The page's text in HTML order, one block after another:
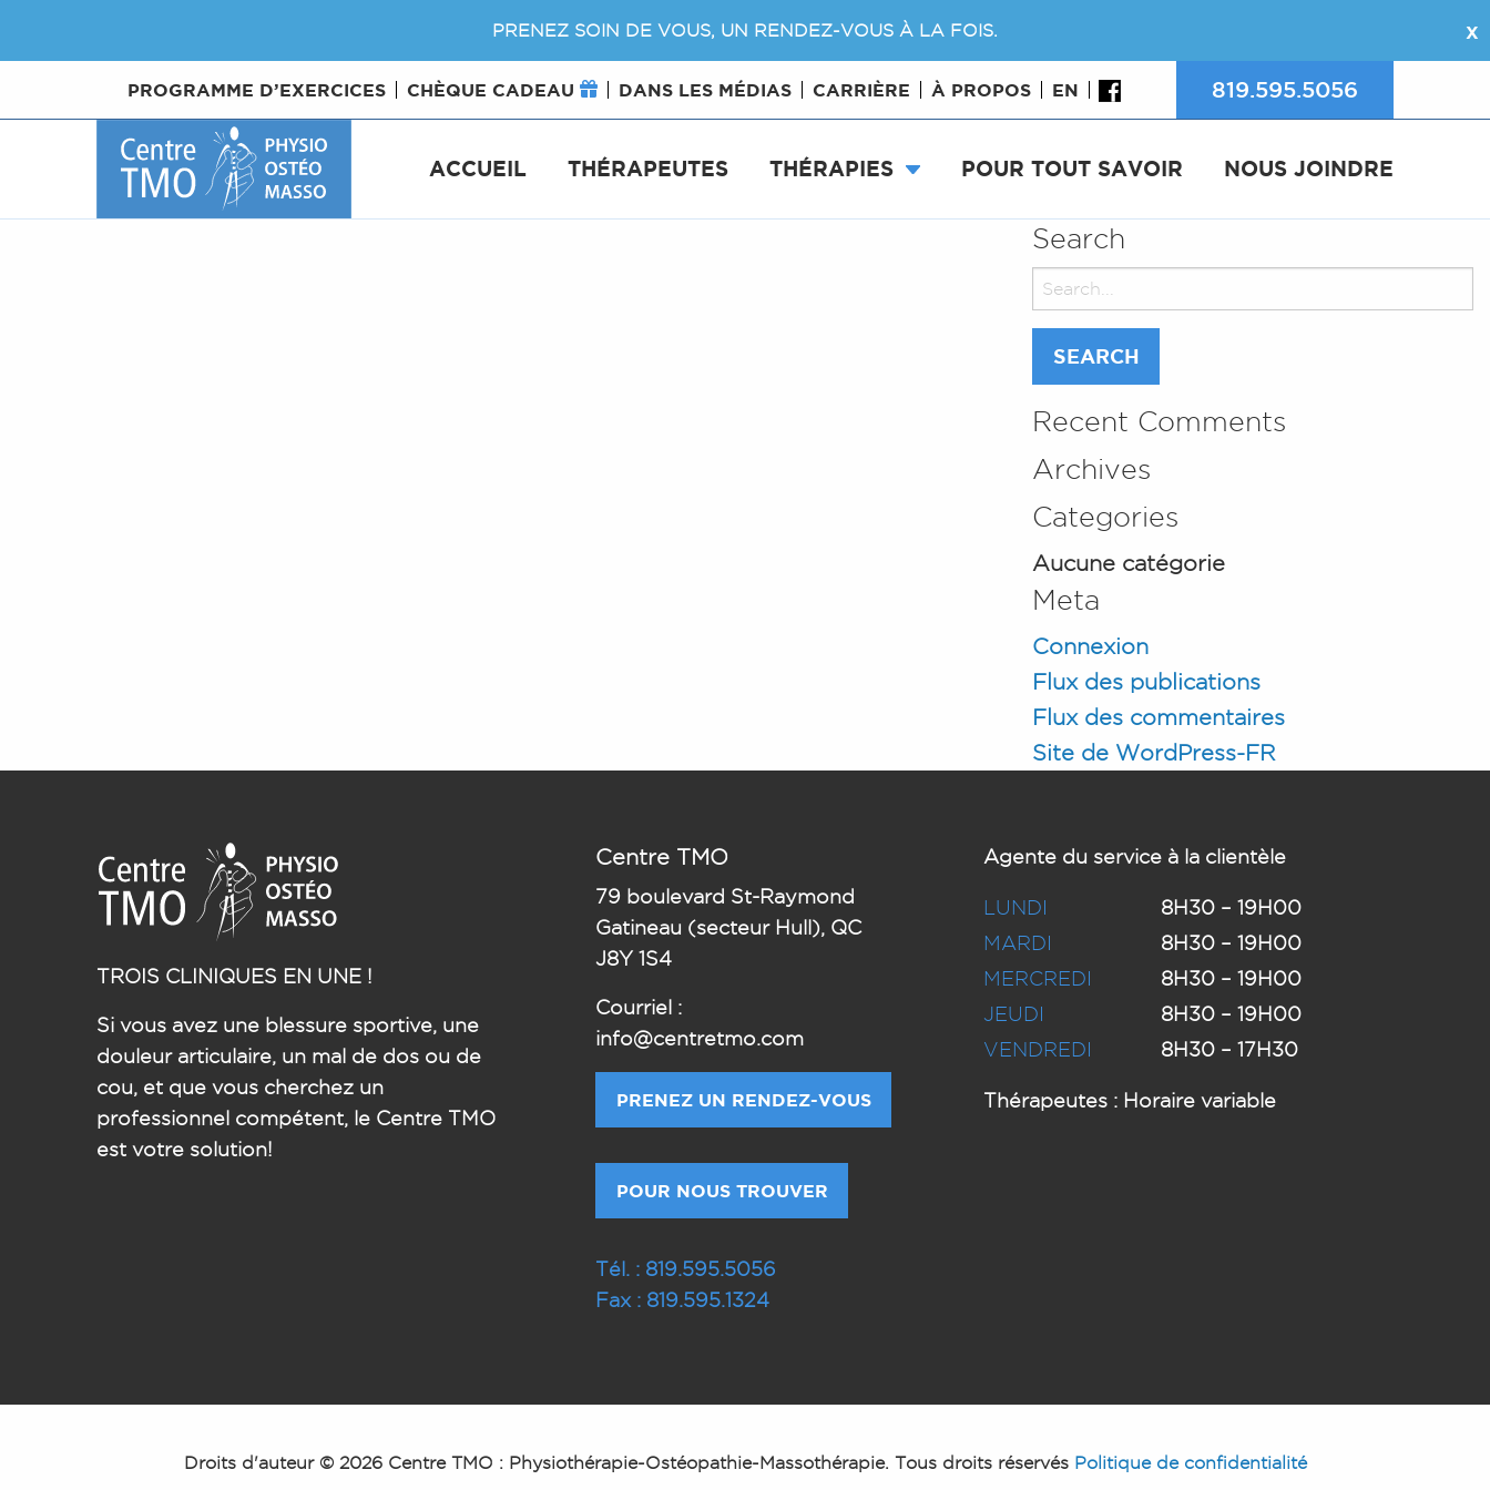
X
PRENEZ SOIN DE VOUS, UN RENDEZ-VOUS À LA FOIS.
PROGRAMME D’EXERCICES CHÈQUE CADEAU DANS LES MÉDIAS CARRIÈRE À PROPOS EN 819.595.5056
ACCUEIL THÉRAPEUTES THÉRAPIES POUR TOUT SAVOIR NOUS JOINDRE
Search
Search
for:
Recent Comments
Archives
Categories
Aucune catégorie
Meta
Connexion
Flux des publications
Flux des commentaires
Site de WordPress-FR
TROIS CLINIQUES EN UNE !
Si vous avez une blessure sportive, une
douleur articulaire, un mal de dos ou de
cou, et que vous cherchez un
professionnel compétent, le Centre TMO
est votre solution!
Centre TMO
79 boulevard St-Raymond
Gatineau (secteur Hull), QC
J8Y 1S4
Courriel :
info@centretmo.com
PRENEZ UN RENDEZ-VOUS
POUR NOUS TROUVER
Tél. : 819.595.5056
Fax : 819.595.1324
Agente du service à la clientèle
LUNDI
8H30 – 19H00
MARDI
8H30 – 19H00
MERCREDI
8H30 – 19H00
JEUDI
8H30 – 19H00
VENDREDI
8H30 – 17H30
Thérapeutes : Horaire variable
Droits d'auteur © 2026 Centre TMO : Physiothérapie-Ostéopathie-Massothérapie. Tous droits réservés Politique de confidentialité